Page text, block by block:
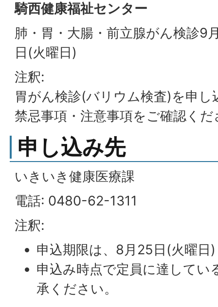
騎西健康福祉センター
肺・胃・大腸・前立腺がん検診9
日(火曜日)
注釈:
胃がん検診(バリウム検査)を申
禁忌事項・注意事項をご確認くだ
申し込み先
いきいき健康医療課
電話: 0480-62-1311
注釈:
申込期限は、8月25日(火曜日
申込み時点で定員に達してい
承ください。